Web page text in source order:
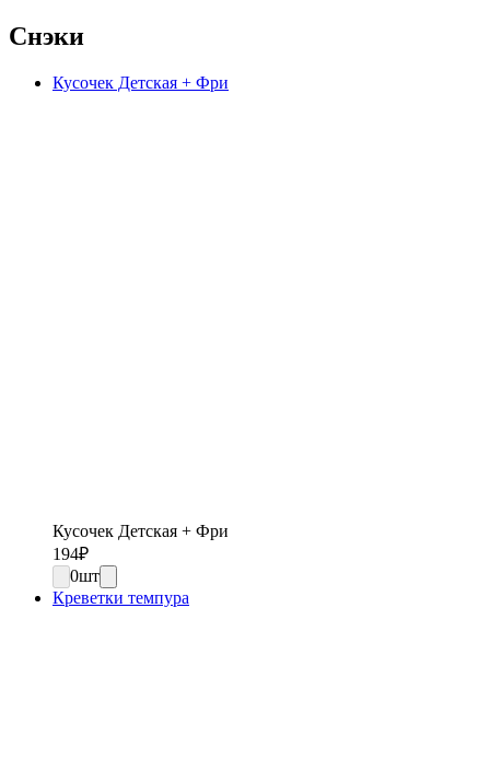
Снэки
Кусочек Детская + Фри
Кусочек Детская + Фри
194₽
0шт
Креветки темпура